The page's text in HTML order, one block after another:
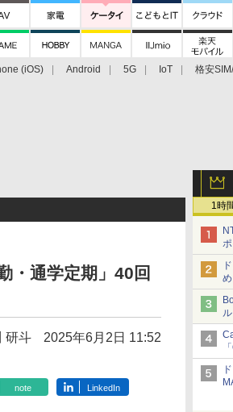
(iOS) Android 5G IoT
格安
1時
ル
・通学定期」40回
研斗 2025年6月2日 11:52
note LinkedIn